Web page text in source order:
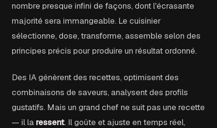
nombre presque infini de façons, dont l'écrasante
majorité sera immangeable. Le cuisinier
sélectionne, dose, transforme, assemble selon des
principes précis pour produire un résultat ordonné.
Des IA génèrent des recettes, optimisent des
combinaisons de saveurs, analysent des profils
gustatifs. Mais un grand chef ne suit pas une recette
— il la ressent. Il goûte et ajuste en temps réel,